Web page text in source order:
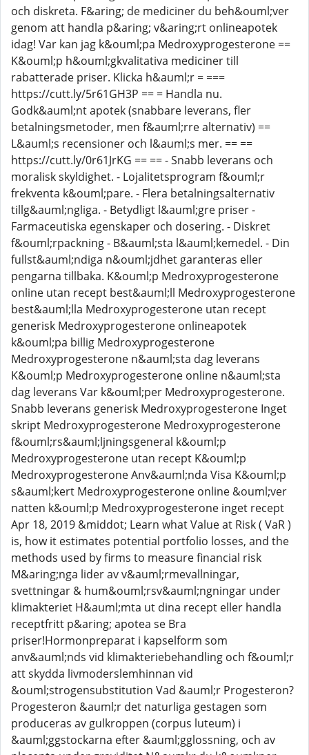
och diskreta. F&aring; de mediciner du beh&ouml;ver
genom att handla p&aring; v&aring;rt onlineapotek
idag! Var kan jag k&ouml;pa Medroxyprogesterone ==
K&ouml;p h&ouml;gkvalitativa mediciner till
rabatterade priser. Klicka h&auml;r = ===
https://cutt.ly/5r61GH3P == = Handla nu.
Godk&auml;nt apotek (snabbare leverans, fler
betalningsmetoder, men f&auml;rre alternativ) ==
L&auml;s recensioner och l&auml;s mer. == ==
https://cutt.ly/0r61JrKG == == - Snabb leverans och
moralisk skyldighet. - Lojalitetsprogram f&ouml;r
frekventa k&ouml;pare. - Flera betalningsalternativ
tillg&auml;ngliga. - Betydligt l&auml;gre priser -
Farmaceutiska egenskaper och dosering. - Diskret
f&ouml;rpackning - B&auml;sta l&auml;kemedel. - Din
fullst&auml;ndiga n&ouml;jdhet garanteras eller
pengarna tillbaka. K&ouml;p Medroxyprogesterone
online utan recept best&auml;ll Medroxyprogesterone
best&auml;lla Medroxyprogesterone utan recept
generisk Medroxyprogesterone onlineapotek
k&ouml;pa billig Medroxyprogesterone
Medroxyprogesterone n&auml;sta dag leverans
K&ouml;p Medroxyprogesterone online n&auml;sta
dag leverans Var k&ouml;per Medroxyprogesterone.
Snabb leverans generisk Medroxyprogesterone Inget
skript Medroxyprogesterone Medroxyprogesterone
f&ouml;rs&auml;ljningsgeneral k&ouml;p
Medroxyprogesterone utan recept K&ouml;p
Medroxyprogesterone Anv&auml;nda Visa K&ouml;p
s&auml;kert Medroxyprogesterone online &ouml;ver
natten k&ouml;p Medroxyprogesterone inget recept
Apr 18, 2019 &middot; Learn what Value at Risk ( VaR )
is, how it estimates potential portfolio losses, and the
methods used by firms to measure financial risk
M&aring;nga lider av v&auml;rmevallningar,
svettningar & hum&ouml;rsv&auml;ngningar under
klimakteriet H&auml;mta ut dina recept eller handla
receptfritt p&aring; apotea se Bra
priser!Hormonpreparat i kapselform som
anv&auml;nds vid klimakteriebehandling och f&ouml;r
att skydda livmoderslemhinnan vid
&ouml;strogensubstitution Vad &auml;r Progesteron?
Progesteron &auml;r det naturliga gestagen som
produceras av gulkroppen (corpus luteum) i
&auml;ggstockarna efter &auml;gglossning, och av